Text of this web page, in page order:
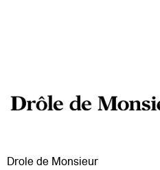
Drole de Monsieur